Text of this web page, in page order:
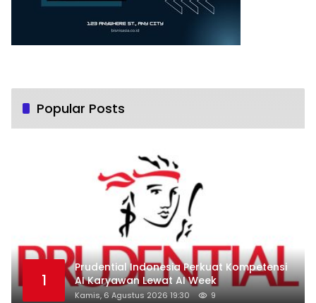
Popular Posts
1
Prudential Indonesia Perkuat Kompetensi
AI Karyawan Lewat AI Week
Kamis, 6 Agustus 2026 19:30 9